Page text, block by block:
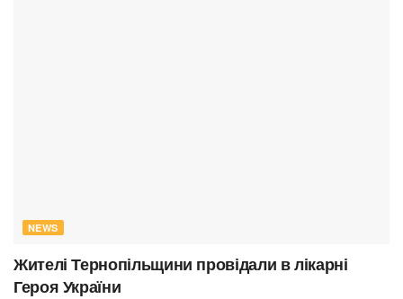
NEWS
Жителі Тернопільщини провідали в лікарні
Героя України